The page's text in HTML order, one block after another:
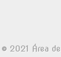
© 2021 Área